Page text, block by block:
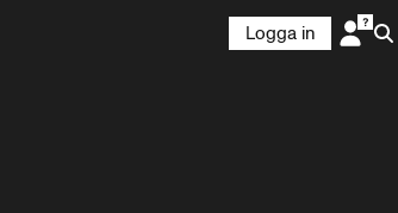
Logga in